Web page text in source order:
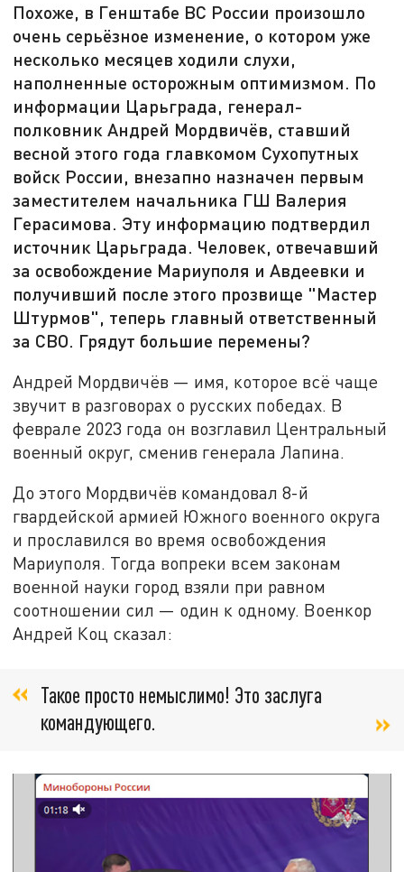
Похоже, в Генштабе ВС России произошло
очень серьёзное изменение, о котором уже
несколько месяцев ходили слухи,
наполненные осторожным оптимизмом. По
информации Царьграда, генерал-
полковник Андрей Мордвичёв, ставший
весной этого года главкомом Сухопутных
войск России, внезапно назначен первым
заместителем начальника ГШ Валерия
Герасимова. Эту информацию подтвердил
источник Царьграда. Человек, отвечавший
за освобождение Мариуполя и Авдеевки и
получивший после этого прозвище "Мастер
Штурмов", теперь главный ответственный
за СВО. Грядут большие перемены?
Андрей Мордвичёв — имя, которое всё чаще
звучит в разговорах о русских победах. В
феврале 2023 года он возглавил Центральный
военный округ, сменив генерала Лапина.
До этого Мордвичёв командовал 8-й
гвардейской армией Южного военного округа
и прославился во время освобождения
Мариуполя. Тогда вопреки всем законам
военной науки город взяли при равном
соотношении сил — один к одному. Военкор
Андрей Коц сказал:
Такое просто немыслимо! Это заслуга
командующего.